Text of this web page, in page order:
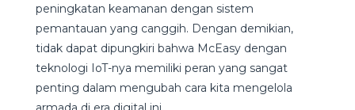
peningkatan keamanan dengan sistem
pemantauan yang canggih. Dengan demikian,
tidak dapat dipungkiri bahwa McEasy dengan
teknologi IoT-nya memiliki peran yang sangat
penting dalam mengubah cara kita mengelola